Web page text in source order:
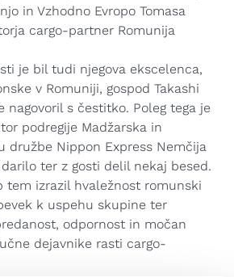
in Vzhodno Evropo Tomasa
cargo-partner Romunija
je bil tudi njegova ekscelenca,
v Romuniji, gospod Takashi
nagovoril s čestitko. Poleg tega je
podregije Madžarska in
družbe Nippon Express Nemčija
ter z gosti delil nekaj besed.
tem izrazil hvaležnost romunski
k uspehu skupine ter
odpornost in močan
dejavnike rasti cargo-